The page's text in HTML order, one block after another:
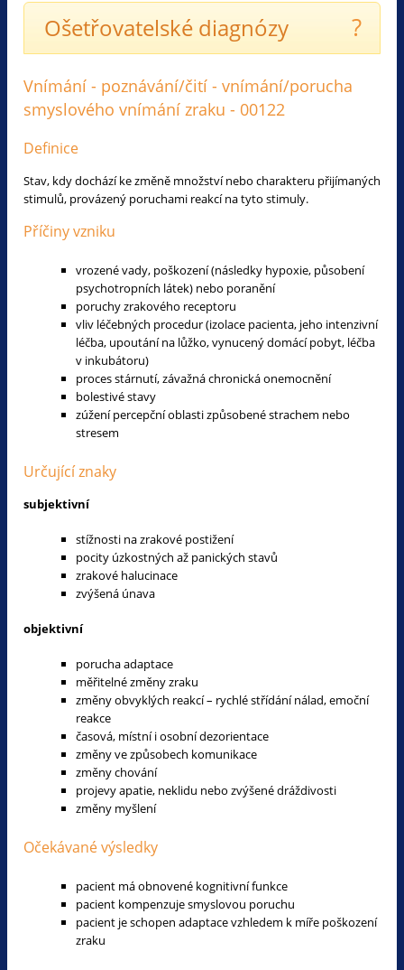
Ošetřovatelské diagnózy ?
Vnímání - poznávání/čití - vnímání/porucha
smyslového vnímání zraku - 00122
Definice
Stav, kdy dochází ke změně množství nebo charakteru přijímaných
stimulů, provázený poruchami reakcí na tyto stimuly.
Příčiny vzniku
vrozené vady, poškození (následky hypoxie, působení
psychotropních látek) nebo poranění
poruchy zrakového receptoru
vliv léčebných procedur (izolace pacienta, jeho intenzivní
léčba, upoutání na lůžko, vynucený domácí pobyt, léčba
v inkubátoru)
proces stárnutí, závažná chronická onemocnění
bolestivé stavy
zúžení percepční oblasti způsobené strachem nebo
stresem
Určující znaky
subjektivní
stížnosti na zrakové postižení
pocity úzkostných až panických stavů
zrakové halucinace
zvýšená únava
objektivní
porucha adaptace
měřitelné změny zraku
změny obvyklých reakcí – rychlé střídání nálad, emoční
reakce
časová, místní i osobní dezorientace
změny ve způsobech komunikace
změny chování
projevy apatie, neklidu nebo zvýšené dráždivosti
změny myšlení
Očekávané výsledky
pacient má obnovené kognitivní funkce
pacient kompenzuje smyslovou poruchu
pacient je schopen adaptace vzhledem k míře poškození
zraku